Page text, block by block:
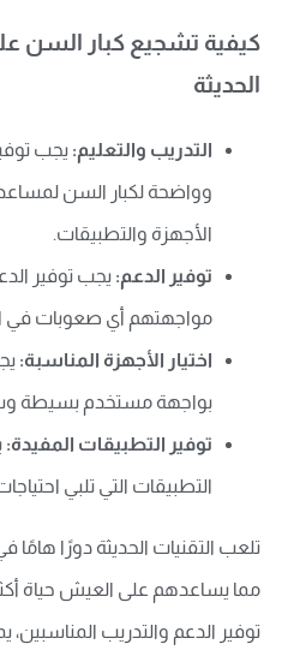
كيفية تشجيع كبار السن
الحديثة
التدريب والتعليم: يجب
وواضحة لكبار السن
الأجهزة والتطبيقات.
توفير الدعم: يجب توفير
مواجهتهم أي صعوبات في
اختيار الأجهزة المناسبة:
بواجهة مستخدم بسيطة
توفير التطبيقات المفيدة:
التطبيقات التي تلبي
تلعب التقنيات الحديثة دورًا هامًا
مما يساعدهم على العيش حياة
توفير الدعم والتدريب المناسبين،